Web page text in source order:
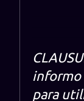
informo
para